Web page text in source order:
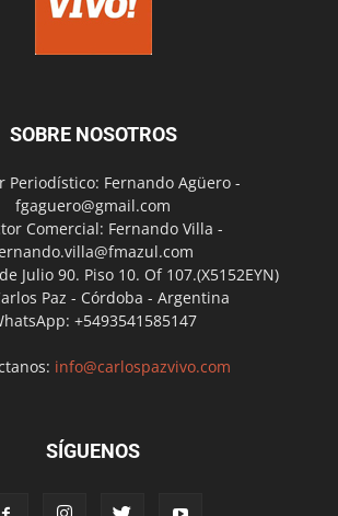
SOBRE NOSOTROS
Periodístico: Fernando Agüero -
fgaguero@gmail.com
Comercial: Fernando Villa -
Julio 90. Piso 10. Of 107.(X5152EYN)
Paz - Córdoba - Argentina
+5493541585147
info@carlospazvivo.com
SÍGUENOS